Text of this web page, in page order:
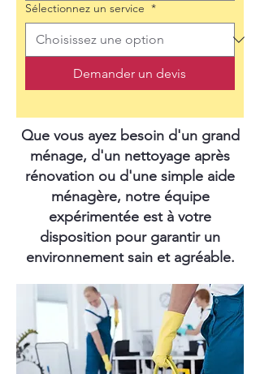
Sélectionnez un service *
Demander un devis
Que vous ayez besoin d'un grand
ménage, d'un nettoyage après
rénovation ou d'une simple aide
ménagère, notre équipe
expérimentée est à votre
disposition pour garantir un
environnement sain et agréable.